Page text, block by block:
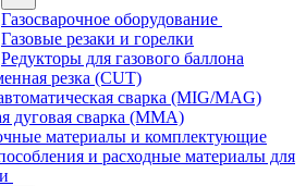
Газосварочное оборудование
Газовые резаки и горелки
Редукторы для газового баллона
резка (CUT)
сварка (MIG/MAG)
дуговая сварка (MMA)
материалы и комплектующие
и расходные материалы для